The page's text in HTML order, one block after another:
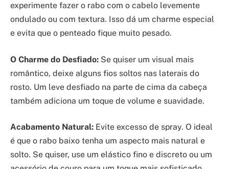
experimente fazer o rabo com o cabelo levemente
ondulado ou com textura. Isso dá um charme especial
e evita que o penteado fique muito pesado.
O Charme do Desfiado: Se quiser um visual mais
romântico, deixe alguns fios soltos nas laterais do
rosto. Um leve desfiado na parte de cima da cabeça
também adiciona um toque de volume e suavidade.
Acabamento Natural: Evite excesso de spray. O ideal
é que o rabo baixo tenha um aspecto mais natural e
solto. Se quiser, use um elástico fino e discreto ou um